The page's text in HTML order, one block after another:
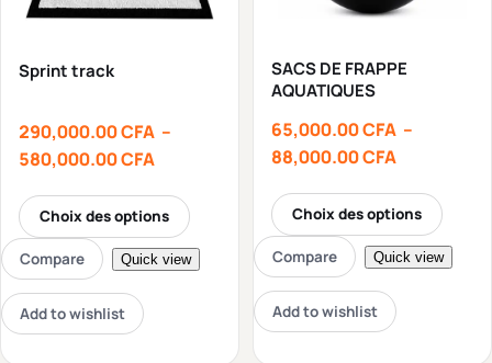
Sprint track
290,000.00CFA –
580,000.00CFA
Choix des options
Compare Quick view
Add to wishlist
SACS DE FRAPPE
AQUATIQUES
65,000.00CFA –
88,000.00CFA
Choix des options
Compare Quick view
Add to wishlist